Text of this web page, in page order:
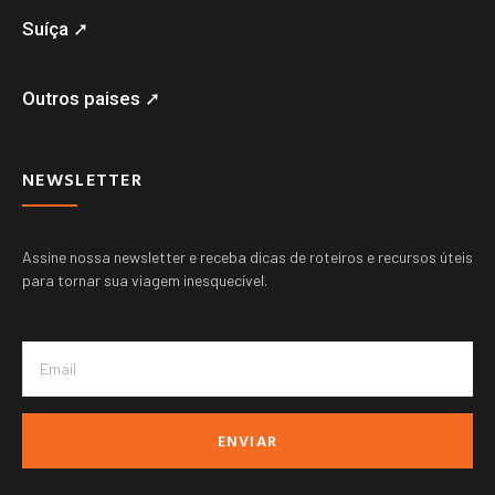
Suíça ➚
Outros paises ➚
NEWSLETTER
Assine nossa newsletter e receba dicas de roteiros e recursos úteis
para tornar sua viagem inesquecível.
ENVIAR